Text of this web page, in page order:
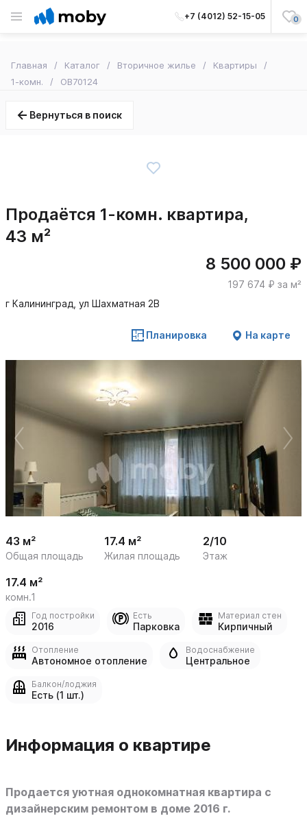
+7 (4012) 52-15-05 0
Главная Каталог Вторичное жилье
Квартиры
1-комн.
OB70124
Вернуться в поиск
Продаётся 1-комн. квартира,
43 м²
8 500 000 ₽
197 674 ₽ за м²
г Калининград, ул Шахматная 2В
Планировка На карте
/
14
43 м²
Общая площадь
17.4 м²
Жилая площадь
2/10
Этаж
17.4 м²
комн.1
Год постройки
2016
Есть
Парковка
Материал стен
Кирпичный
Отопление
Автономное отопление
Водоснабжение
Центральное
Балкон/лоджия
Есть (1 шт.)
Информация о квартире
Продается уютная однокомнатная квартира с
дизайнерским ремонтом в доме 2016 г.